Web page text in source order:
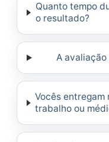
Quanto tempo
o resultado?
A
Vocês entregam
trabalho ou